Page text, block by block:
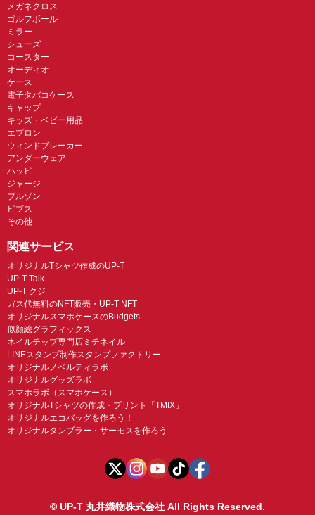
メガネクロス
ゴルフボール
ミラー
シューズ
コースター
オーディオ
ケース
電子タバコケース
キャップ
キッズ・ベビー用品
エプロン
ウィンドブレーカー
アンダーウェア
ハッピ
ジャージ
ブルゾン
ビブス
その他
関連サービス
オリジナルTシャツ作成のUP-T
UP-T Talk
UP-T クジ
ガス代無料のNFT販売・UP-T NFT
オリジナルスマホケースのBudgets
似顔絵グラフィックス
ネイルチップ専門店ミチネイル
LINEスタンプ制作スタンプファクトリー
オリジナルノベルティラボ
オリジナルグッズラボ
スマホラボ（スマホケース）
オリジナルTシャツの作成・プリント「TMIX」
オリジナルエコバッグを作ろう！
オリジナルタンブラー・サーモスを作ろう
© UP-T 丸井織物株式会社 All Rights Reserved.